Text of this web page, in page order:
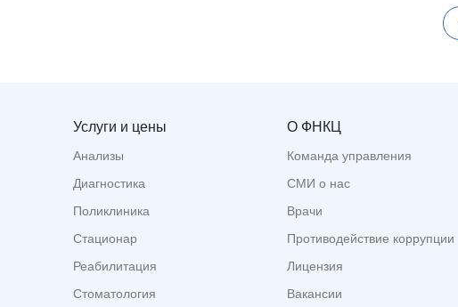
Услуги и цены
Анализы
Диагностика
Поликлиника
Стационар
Реабилитация
Стоматология
О ФНКЦ
Команда управления
СМИ о нас
Врачи
Противодействие коррупции
Лицензия
Вакансии